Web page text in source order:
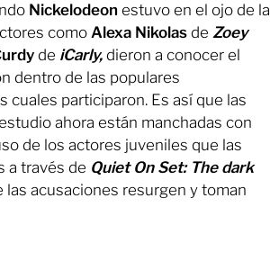
Nickelodeon estuvo en el ojo de la
como Alexa Nikolas de Zoey
de iCarly, dieron a conocer el
dentro de las populares
cuales participaron. Es así que las
ahora están manchadas con
de los actores juveniles que las
a través de Quiet On Set: The dark
las acusaciones resurgen y toman